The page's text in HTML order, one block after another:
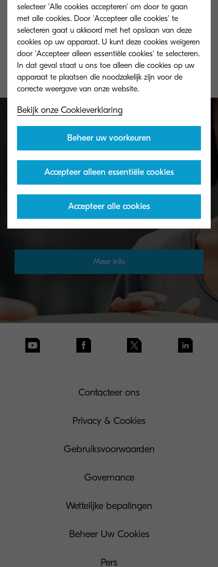
TK-8335K
Black toner yield 25,000 pages in
accordance with 5 % coverage.
Toner terugname programma
Lege KYOCERA-toners kunt u op verschillende
manieren retourneren aan onze recyclingpartners.
Als uw lege toners eenmaal in ons systeem staan,
zorgen wij voor alles.
Meer info
Contacteer ons
Privacy & Cookies
Gebruiksvoorwaarden
Governance
Wettelijke bepalingen
Beheer Uw Cookies
Pers
selecteer 'Alle cookies accepteren' om door te gaan
met alle cookies. Door 'Accepteer alle cookies' te
selecteren gaat u akkoord met het opslaan van deze
cookies op uw apparaat. U kunt deze cookies weigeren
door 'Accepteer alleen essentiële cookies' te selecteren.
In dat geval staat u ons toe alleen die cookies op uw
apparaat te plaatsen die noodzakelijk zijn voor de
Bekijk onze Cookieverklaring
Beheer uw voorkeuren
Accepteer alleen essentiële cookies
Accepteer alle cookies